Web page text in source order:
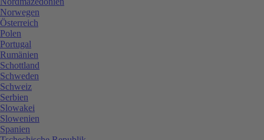
Norwegen
Österreich
Polen
Portugal
Rumänien
Schottland
Schweden
Schweiz
Serbien
Slowakei
Slowenien
Spanien